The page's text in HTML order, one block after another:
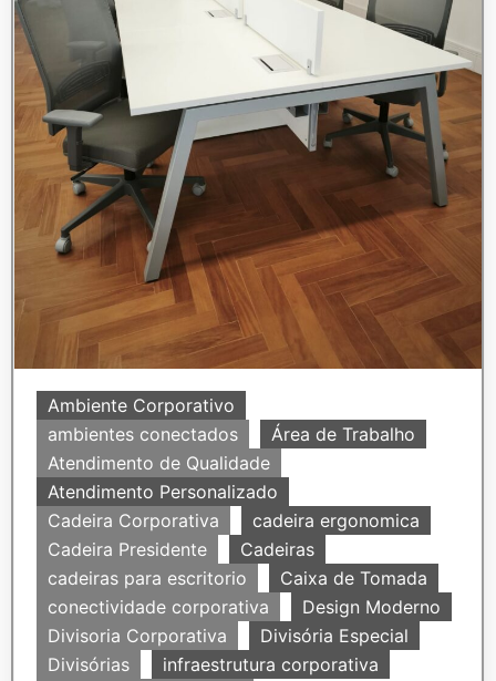
Ambiente Corporativo
ambientes conectados
Área de Trabalho
Atendimento de Qualidade
Atendimento Personalizado
Cadeira Corporativa
cadeira ergonomica
Cadeira Presidente
Cadeiras
cadeiras para escritorio
Caixa de Tomada
conectividade corporativa
Design Moderno
Divisoria Corporativa
Divisória Especial
Divisórias
infraestrutura corporativa